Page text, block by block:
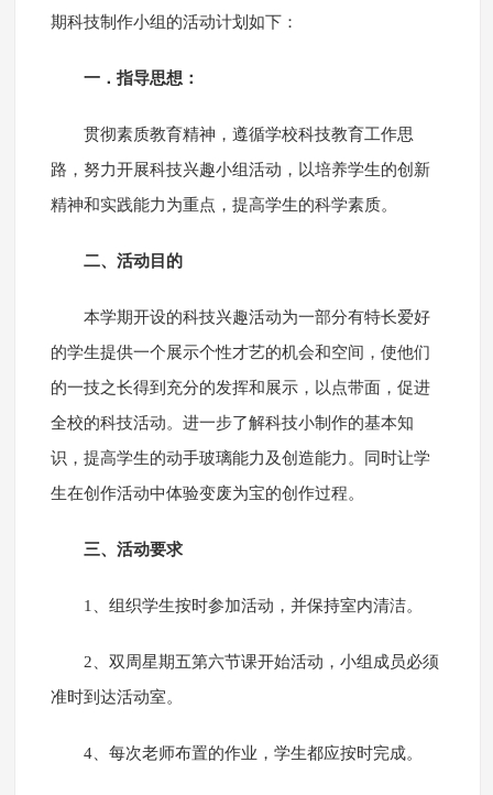
期科技制作小组的活动计划如下：
一．指导思想：
贯彻素质教育精神，遵循学校科技教育工作思
路，努力开展科技兴趣小组活动，以培养学生的创新
精神和实践能力为重点，提高学生的科学素质。
二、活动目的
本学期开设的科技兴趣活动为一部分有特长爱好
的学生提供一个展示个性才艺的机会和空间，使他们
的一技之长得到充分的发挥和展示，以点带面，促进
全校的科技活动。进一步了解科技小制作的基本知
识，提高学生的动手玻璃能力及创造能力。同时让学
生在创作活动中体验变废为宝的创作过程。
三、活动要求
1、组织学生按时参加活动，并保持室内清洁。
2、双周星期五第六节课开始活动，小组成员必须
准时到达活动室。
4、每次老师布置的作业，学生都应按时完成。